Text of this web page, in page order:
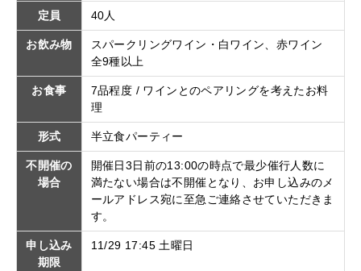
定員 40人
お飲み物
スパークリングワイン・白ワイン、赤ワイン
全9種以上
お食事
7品程度 / ワインとのペアリングを考えたお料
理
形式 半立食パーティー
不開催の
場合
開催日3日前の13:00の時点で最少催行人数に
満たない場合は不開催となり、お申し込みのメ
ールアドレス宛に至急ご連絡させていただきま
す。
申し込み
期限
11/29 17:45 土曜日